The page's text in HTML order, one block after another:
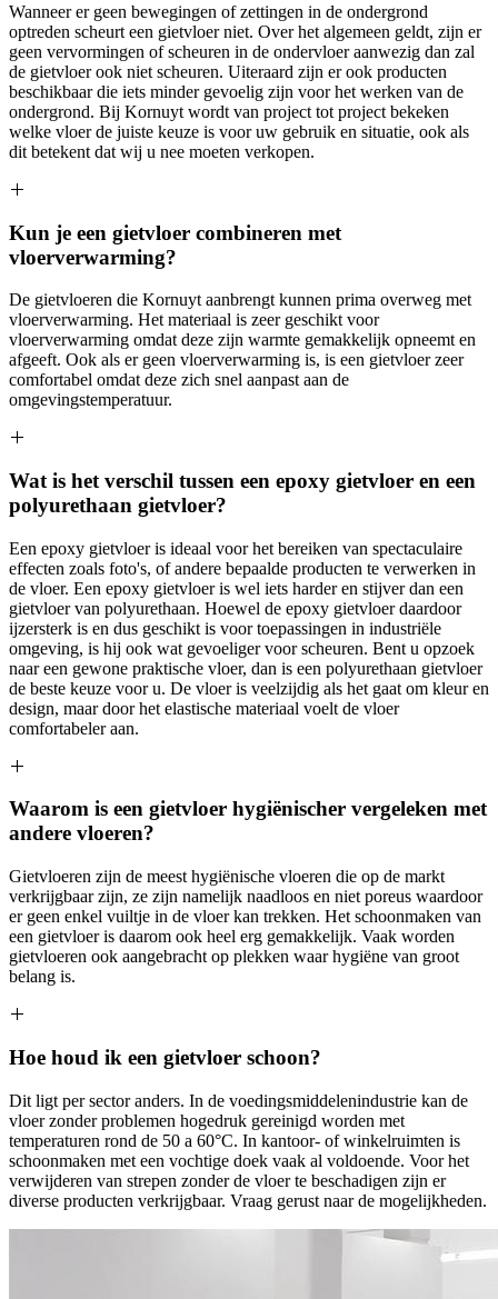
Wanneer er geen bewegingen of zettingen in de ondergrond
optreden scheurt een gietvloer niet. Over het algemeen geldt, zijn er
geen vervormingen of scheuren in de ondervloer aanwezig dan zal
de gietvloer ook niet scheuren. Uiteraard zijn er ook producten
beschikbaar die iets minder gevoelig zijn voor het werken van de
ondergrond. Bij Kornuyt wordt van project tot project bekeken
welke vloer de juiste keuze is voor uw gebruik en situatie, ook als
dit betekent dat wij u nee moeten verkopen.
Kun je een gietvloer combineren met
vloerverwarming?
De gietvloeren die Kornuyt aanbrengt kunnen prima overweg met
vloerverwarming. Het materiaal is zeer geschikt voor
vloerverwarming omdat deze zijn warmte gemakkelijk opneemt en
afgeeft. Ook als er geen vloerverwarming is, is een gietvloer zeer
comfortabel omdat deze zich snel aanpast aan de
omgevingstemperatuur.
Wat is het verschil tussen een epoxy gietvloer en een
polyurethaan gietvloer?
Een epoxy gietvloer is ideaal voor het bereiken van spectaculaire
effecten zoals foto's, of andere bepaalde producten te verwerken in
de vloer. Een epoxy gietvloer is wel iets harder en stijver dan een
gietvloer van polyurethaan. Hoewel de epoxy gietvloer daardoor
ijzersterk is en dus geschikt is voor toepassingen in industriële
omgeving, is hij ook wat gevoeliger voor scheuren. Bent u opzoek
naar een gewone praktische vloer, dan is een polyurethaan gietvloer
de beste keuze voor u. De vloer is veelzijdig als het gaat om kleur en
design, maar door het elastische materiaal voelt de vloer
comfortabeler aan.
Waarom is een gietvloer hygiënischer vergeleken met
andere vloeren?
Gietvloeren zijn de meest hygiënische vloeren die op de markt
verkrijgbaar zijn, ze zijn namelijk naadloos en niet poreus waardoor
er geen enkel vuiltje in de vloer kan trekken. Het schoonmaken van
een gietvloer is daarom ook heel erg gemakkelijk. Vaak worden
gietvloeren ook aangebracht op plekken waar hygiëne van groot
belang is.
Hoe houd ik een gietvloer schoon?
Dit ligt per sector anders. In de voedingsmiddelenindustrie kan de
vloer zonder problemen hogedruk gereinigd worden met
temperaturen rond de 50 a 60°C. In kantoor- of winkelruimten is
schoonmaken met een vochtige doek vaak al voldoende. Voor het
verwijderen van strepen zonder de vloer te beschadigen zijn er
diverse producten verkrijgbaar. Vraag gerust naar de mogelijkheden.